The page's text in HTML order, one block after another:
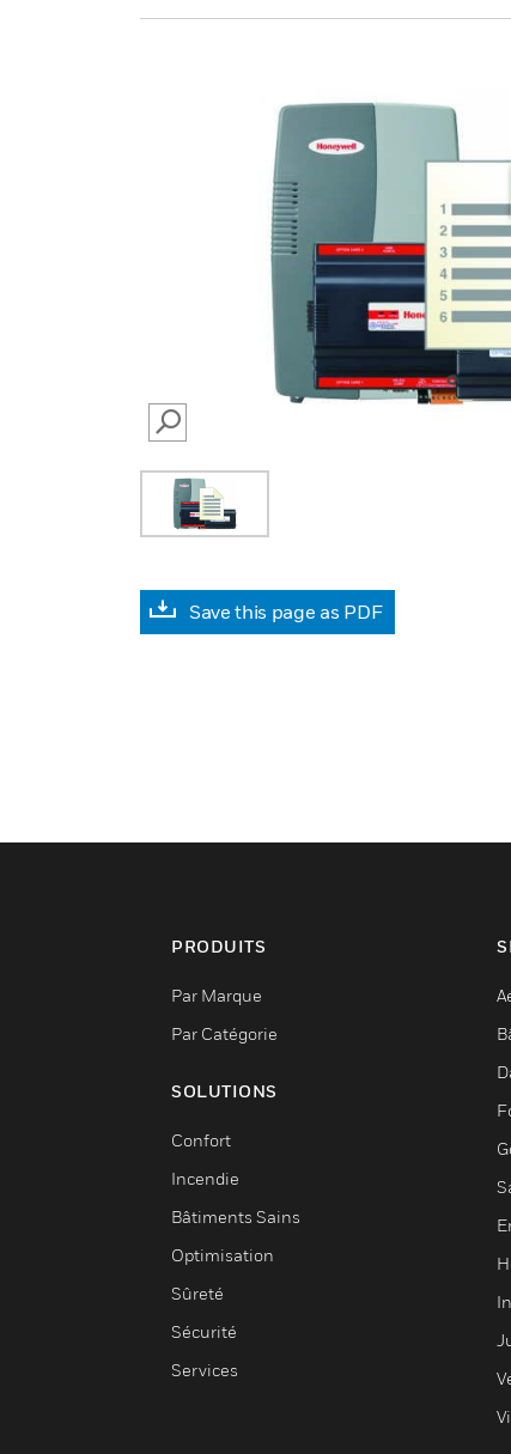
SEARCH
Save this page as PDF
PRODUITS
Par Marque
Par Catégorie
SOLUTIONS
Confort
Incendie
Bâtiments Sains
Optimisation
Sûreté
Sécurité
Services